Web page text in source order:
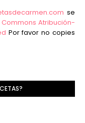
se
Atribución-
Por favor no copies